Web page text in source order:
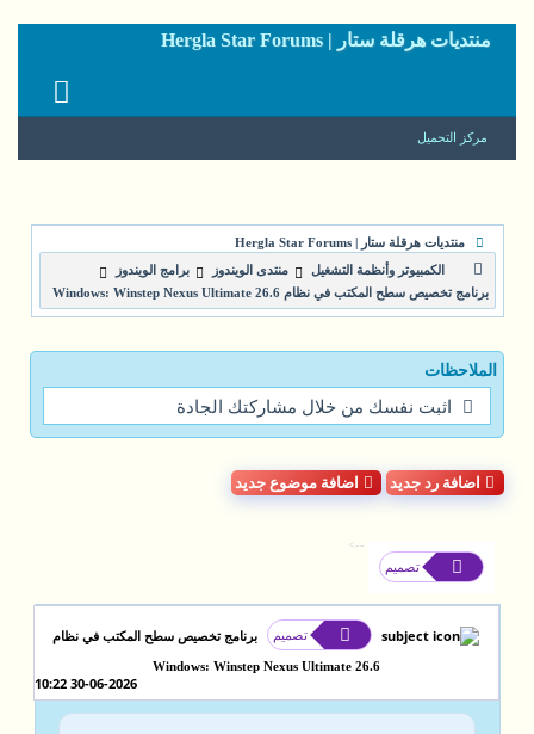
منتديات هرقلة ستار | Hergla Star Forums
مركز التحميل
منتديات هرقلة ستار | Hergla Star Forums
الكمبيوتر وأنظمة التشغيل
منتدى الويندوز
برامج الويندوز
برنامج تخصيص سطح المكتب في نظام Windows: Winstep Nexus Ultimate 26.6
الملاحظات
اثبت نفسك من خلال مشاركتك الجادة
اضافة رد جديد اضافة موضوع جديد
تصميم
-->
تصميم برنامج تخصيص سطح المكتب في نظام
Windows: Winstep Nexus Ultimate 26.6
30-06-2026 10:22